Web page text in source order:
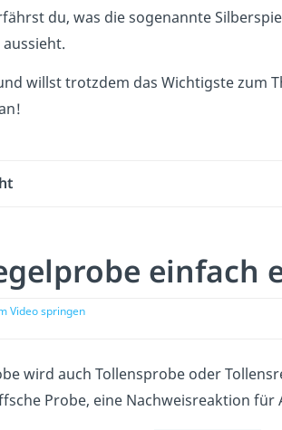
du, was die sogenannte
willst trotzdem das Wichtigste zum
einfach
Video springen
wird auch Tollensprobe oder
Probe, eine Nachweisreaktion für